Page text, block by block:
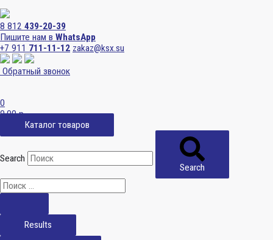
8 812 439-20-39
Пишите нам в WhatsApp
+7 911 711-11-12 zakaz@ksx.su
Обратный звонок
0
0,00р.
Каталог товаров
Search
Search
Results